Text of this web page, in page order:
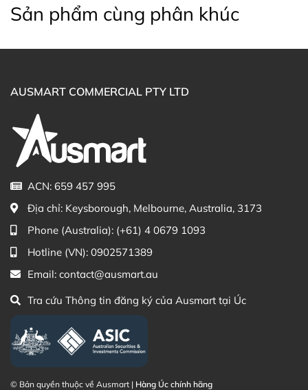
Mua Sữa tắm giúp bé ngủ ngon Gaia Natural
Sleeptime Bubble Bath ở đâu?
Khách hàng có thể đặt mua Sữa tắm giúp bé ngủ ngon
Gaia Natural Sleeptime Bubble Bath 250ml trực tiếp
trên website hoặc liên hệ với các kênh tư vấn hỗ trợ
khách hàng của Ausmart tại:
Facebook Ausmart.au
Zalo Ausmart.au
(Australia)
Điện thoại liên hệ đặt hàng: 0902.571.389
Thạc sĩ Điều dưỡng & Cố vấn sản
phẩm Lily Huỳnh
Sản phẩm cùng phân khúc
AUSMART COMMERCIAL PTY LTD
ACN: 659 457 995
Địa chỉ: Keysborough, Melbourne, Australia, 3173
Phone (Australia): (+61) 4 0679 1093
Hotline (VN): 0902571389
Email: contact@ausmart.au
Tra cứu Thông tin đăng ký của Ausmart tại Úc
© Bản quyền thuộc về Ausmart | Hàng Úc chính hãng